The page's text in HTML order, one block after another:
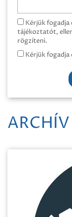
Kérjük fogadja
tájékoztatót,
rögzíteni.
Kérjük fogadja